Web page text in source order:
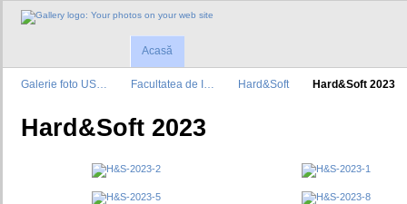
Acasă
Galerie foto US… Facultatea de I… Hard&Soft Hard&Soft 2023
Hard&Soft 2023